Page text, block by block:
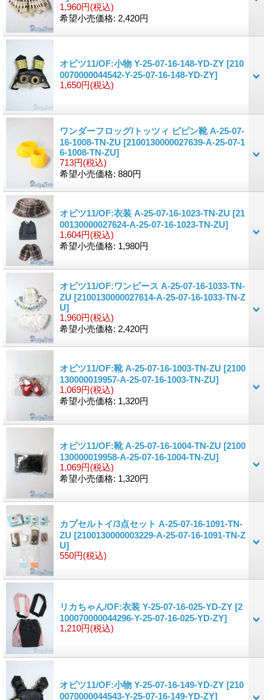
1,960円(税込)
希望小売価格: 2,420円
オビツ11/OF:小物 Y-25-07-16-148-YD-ZY [210
0070000044542-Y-25-07-16-148-YD-ZY]
1,650円(税込)
ワンダーフロッグ/トッツィ ピピン靴 A-25-07-
16-1008-TN-ZU [2100130000027639-A-25-07-1
6-1008-TN-ZU]
713円(税込)
希望小売価格: 880円
オビツ11/OF:衣装 A-25-07-16-1023-TN-ZU [21
00130000027624-A-25-07-16-1023-TN-ZU]
1,604円(税込)
希望小売価格: 1,980円
オビツ11/OF:ワンピース A-25-07-16-1033-TN-
ZU [2100130000027614-A-25-07-16-1033-TN-Z
U]
1,960円(税込)
希望小売価格: 2,420円
オビツ11/OF:靴 A-25-07-16-1003-TN-ZU [2100
130000019957-A-25-07-16-1003-TN-ZU]
1,069円(税込)
希望小売価格: 1,320円
オビツ11/OF:靴 A-25-07-16-1004-TN-ZU [2100
130000019958-A-25-07-16-1004-TN-ZU]
1,069円(税込)
希望小売価格: 1,320円
カプセルトイ/3点セット A-25-07-16-1091-TN-
ZU [2100130000003229-A-25-07-16-1091-TN-Z
U]
550円(税込)
リカちゃん/OF:衣装 Y-25-07-16-025-YD-ZY [2
100070000044296-Y-25-07-16-025-YD-ZY]
1,210円(税込)
オビツ11/OF:小物 Y-25-07-16-149-YD-ZY [210
0070000044543-Y-25-07-16-149-YD-ZY]